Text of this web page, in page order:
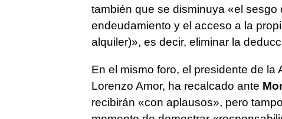
también que se disminuya «el sesgo
endeudamiento y el acceso a la
alquiler)», es decir, eliminar la
En el mismo foro, el presidente de
Lorenzo Amor, ha recalcado ante
recibirán «con aplausos», pero